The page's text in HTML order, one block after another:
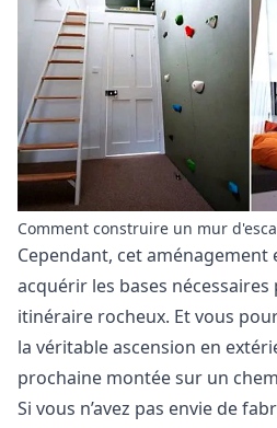
Comment construire un mur
Cependant, cet
acquérir les bases
itinéraire rocheux. Et vous
la véritable ascension en
prochaine montée sur un
Si vous n’avez pas envie de